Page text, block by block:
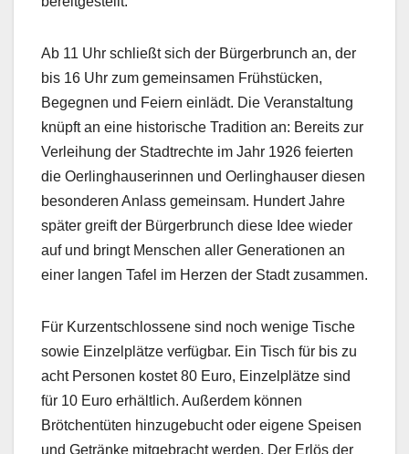
Ab 11 Uhr schließt sich der Bürgerbrunch an, der
bis 16 Uhr zum gemeinsamen Frühstücken,
Begegnen und Feiern einlädt. Die Veranstaltung
knüpft an eine historische Tradition an: Bereits zur
Verleihung der Stadtrechte im Jahr 1926 feierten
die Oerlinghauserinnen und Oerlinghauser diesen
besonderen Anlass gemeinsam. Hundert Jahre
später greift der Bürgerbrunch diese Idee wieder
auf und bringt Menschen aller Generationen an
einer langen Tafel im Herzen der Stadt zusammen.
Für Kurzentschlossene sind noch wenige Tische
sowie Einzelplätze verfügbar. Ein Tisch für bis zu
acht Personen kostet 80 Euro, Einzelplätze sind
für 10 Euro erhältlich. Außerdem können
Brötchentüten hinzugebucht oder eigene Speisen
und Getränke mitgebracht werden. Der Erlös der